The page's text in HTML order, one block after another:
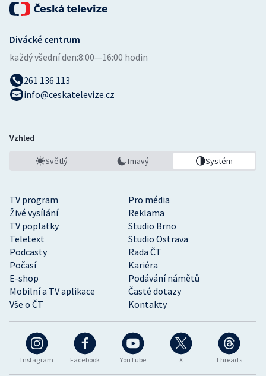
Instagram Facebook YouTube X Threads
TV program
Pro média
Živé vysílání
Reklama
TV poplatky
Studio Brno
Teletext
Studio Ostrava
Podcasty
Rada ČT
Počasí
Kariéra
E-shop
Podávání námětů
Mobilní a TV aplikace
Časté dotazy
Vše o ČT
Kontakty
Divácké centrum
každý všední den:8:00—16:00 hodin
261 136 113
info@ceskatelevize.cz
Vzhled
Světlý Tmavý Systém